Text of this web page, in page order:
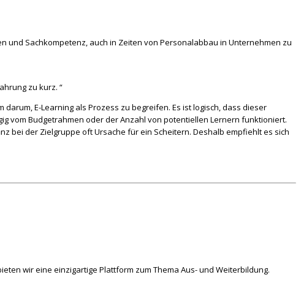
und Sachkompetenz, auch in Zeiten von Personalabbau in Unternehmen zu
zu kurz. “
E-Learning als Prozess zu begreifen. Es ist logisch, dass dieser
vom Budgetrahmen oder der Anzahl von potentiellen Lernern funktioniert.
bei der Zielgruppe oft Ursache für ein Scheitern. Deshalb empfiehlt es sich
wir eine einzigartige Plattform zum Thema Aus- und Weiterbildung.